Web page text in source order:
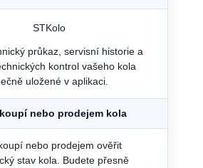
průkaz, servisní historie a
kontrol vašeho kola
uložené v aplikaci.
nebo prodejem kola
nebo prodejem ověřit
stav kola. Budete přesně